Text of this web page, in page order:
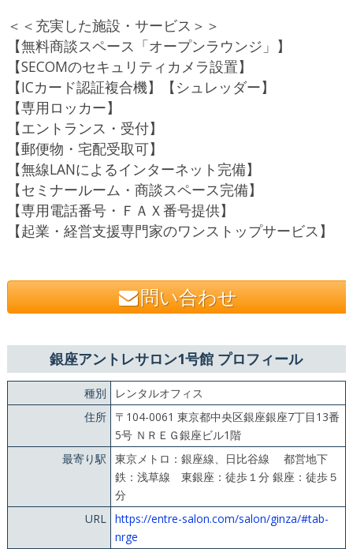
＜＜充実した施設・サービス＞＞
【無料商談スペース「オープンラウンジ」】
【SECOMのセキュリティカメラ設置】
【ICカード認証複合機】【シュレッダー】
【専用ロッカー】
【エントランス・受付】
【郵便物・宅配受取可】
【無線LANによるインターネット完備】
【セミナールーム・商談スペース完備】
【専用電話番号・ＦＡＸ番号提供】
【起業・経営支援専門家のワンストップサービス】
問い合わせ
銀座アントレサロン1号館 プロフィール
種別
レンタルオフィス
住所
〒104-0061 東京都中央区銀座銀座7丁目13番
5号 ＮＲＥＧ銀座ビル1階
最寄り駅
東京メトロ：銀座線、日比谷線 都営地下
鉄：浅草線 東銀座：徒歩１分 銀座：徒歩５
分
URL https://entre-salon.com/salon/ginza/#tab-
nrge